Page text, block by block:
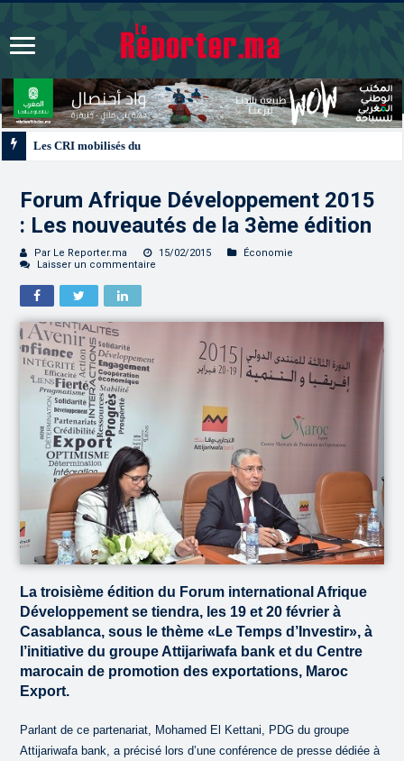
Forum Afrique Développement 2015
: Les nouveautés de la 3ème édition
Par Le Reporter.ma 15/02/2015
Économie
Laisser un commentaire
La troisième édition du Forum international Afrique
Développement se tiendra, les 19 et 20 février à
Casablanca, sous le thème «Le Temps d’Investir», à
l’initiative du groupe Attijariwafa bank et du Centre
marocain de promotion des exportations, Maroc
Export.
Parlant de ce partenariat, Mohamed El Kettani, PDG du groupe
Attijariwafa bank, a précisé lors d’une conférence de presse dédiée à